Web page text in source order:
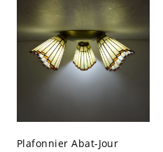
Plafonnier Abat-Jour